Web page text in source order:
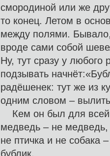
смородиной или же
то конец. Летом в
между полями. Бывало,
вроде сами собой
Ну, тут сразу у
подзывать
радёшенек: тут же из
одним словом –
Кем он был для всей
медведь – не медведь,
не птичка и не собака
бублик.